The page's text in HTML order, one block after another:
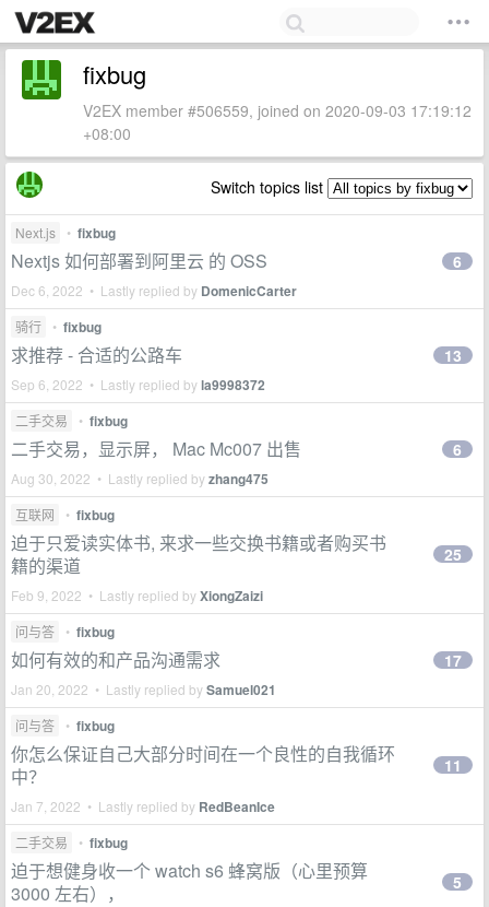
fixbug
V2EX member #506559, joined on 2020-09-03 17:19:12
+08:00
Switch topics list
Next.js • fixbug
Nextjs 如何部署到阿里云 的 OSS
Dec 6, 2022 • Lastly replied by DomenicCarter
6
骑行 • fixbug
求推荐 - 合适的公路车
Sep 6, 2022 • Lastly replied byla9998372
13
二手交易 • fixbug
二手交易，显示屏， Mac Mc007 出售
Aug 30, 2022 • Lastly replied byzhang475
6
互联网 • fixbug
迫于只爱读实体书, 来求一些交换书籍或者购买书
籍的渠道
Feb 9, 2022 • Lastly replied byXiongZaizi
25
问与答 • fixbug
如何有效的和产品沟通需求
Jan 20, 2022 • Lastly replied bySamuel021
17
问与答 • fixbug
你怎么保证自己大部分时间在一个良性的自我循环
中？
Jan 7, 2022 • Lastly replied by RedBeanIce
11
二手交易 • fixbug
迫于想健身收一个 watch s6 蜂窝版（心里预算
3000 左右），
5